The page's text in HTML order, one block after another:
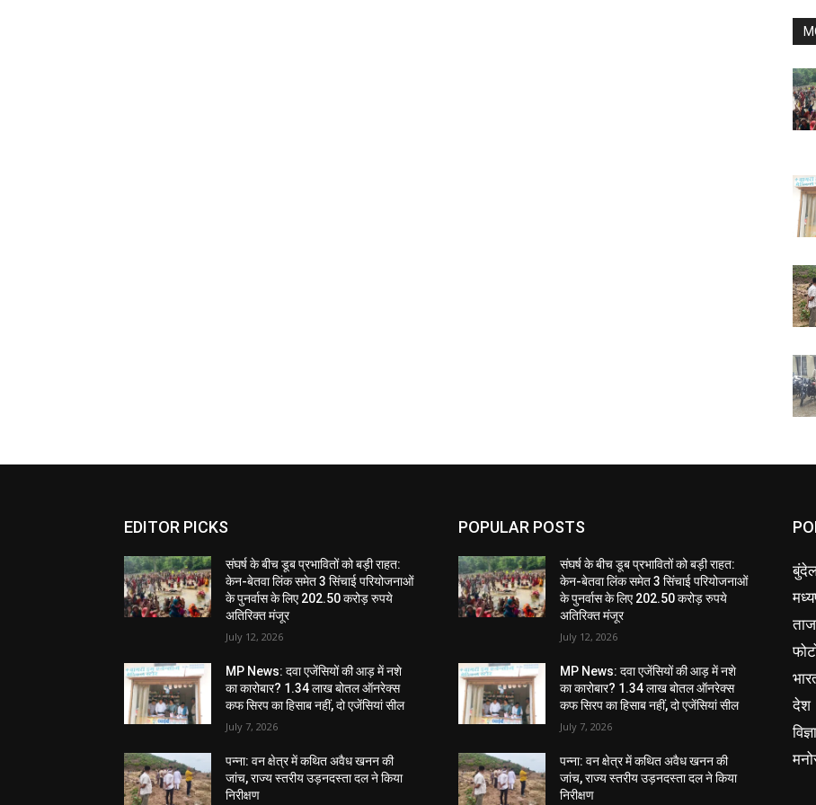
EDITOR PICKS
संघर्ष के बीच डूब प्रभावितों को बड़ी राहत:
केन-बेतवा लिंक समेत 3 सिंचाई परियोजनाओं
के पुनर्वास के लिए 202.50 करोड़ रुपये
अतिरिक्त मंजूर
July 12, 2026
MP News: दवा एजेंसियों की आड़ में नशे
का कारोबार? 1.34 लाख बोतल ऑनरेक्स
कफ सिरप का हिसाब नहीं, दो एजेंसियां सील
July 7, 2026
पन्ना: वन क्षेत्र में कथित अवैध खनन की
जांच, राज्य स्तरीय उड़नदस्ता दल ने किया
निरीक्षण
POPULAR POSTS
संघर्ष के बीच डूब प्रभावितों को बड़ी राहत:
केन-बेतवा लिंक समेत 3 सिंचाई परियोजनाओं
के पुनर्वास के लिए 202.50 करोड़ रुपये
अतिरिक्त मंजूर
July 12, 2026
MP News: दवा एजेंसियों की आड़ में नशे
का कारोबार? 1.34 लाख बोतल ऑनरेक्स
कफ सिरप का हिसाब नहीं, दो एजेंसियां सील
July 7, 2026
पन्ना: वन क्षेत्र में कथित अवैध खनन की
जांच, राज्य स्तरीय उड़नदस्ता दल ने किया
निरीक्षण
देश